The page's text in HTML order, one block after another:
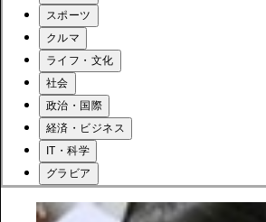
スポーツ
クルマ
ライフ・文化
社会
政治・国際
経済・ビジネス
IT・科学
グラビア